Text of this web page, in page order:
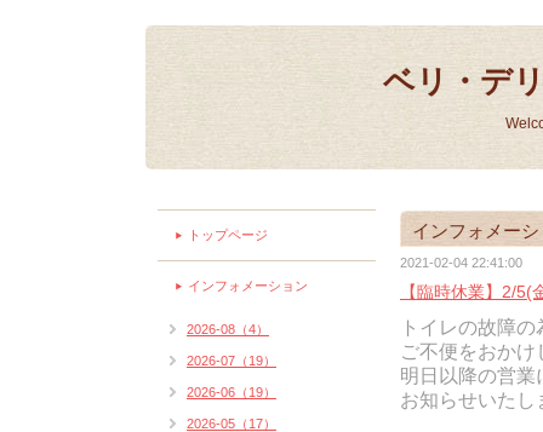
ベリ・デ
インフォメー
2021-02-04 22:41:00
【臨時休業】2/
トイレの故障
ご不便をおか
明日以降の営
お知らせいたし
トップページ
インフォメーション
2026-08（4）
2026-07（19）
2026-06（19）
2026-05（17）